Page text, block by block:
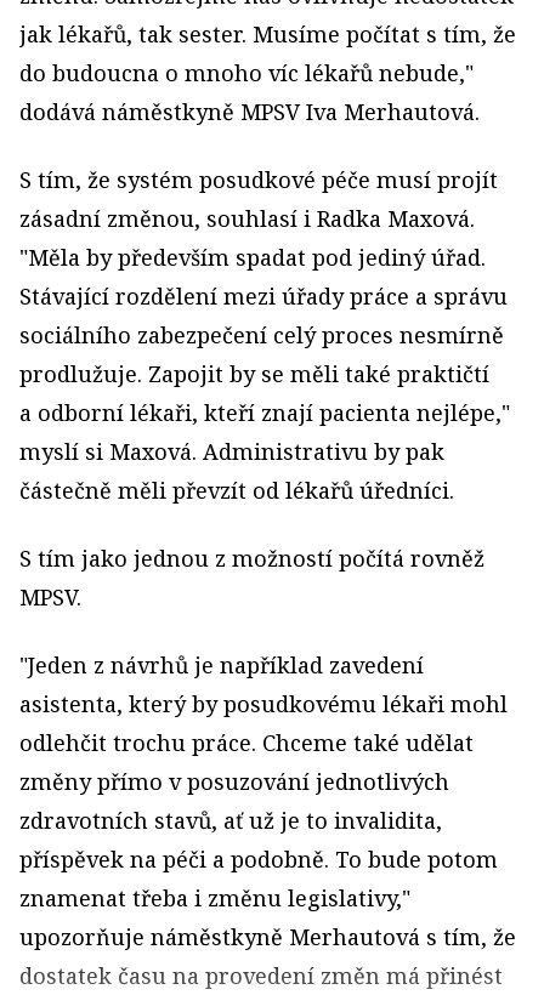
jak lékařů, tak sester. Musíme počítat s tím, že
do budoucna o mnoho víc lékařů nebude,"
dodává náměstkyně MPSV Iva Merhautová.
S tím, že systém posudkové péče musí projít
zásadní změnou, souhlasí i Radka Maxová.
"Měla by především spadat pod jediný úřad.
Stávající rozdělení mezi úřady práce a správu
sociálního zabezpečení celý proces nesmírně
prodlužuje. Zapojit by se měli také praktičtí
a odborní lékaři, kteří znají pacienta nejlépe,"
myslí si Maxová. Administrativu by pak
částečně měli převzít od lékařů úředníci.
S tím jako jednou z možností počítá rovněž
MPSV.
"Jeden z návrhů je například zavedení
asistenta, který by posudkovému lékaři mohl
odlehčit trochu práce. Chceme také udělat
změny přímo v posuzování jednotlivých
zdravotních stavů, ať už je to invalidita,
příspěvek na péči a podobně. To bude potom
znamenat třeba i změnu legislativy,"
upozorňuje náměstkyně Merhautová s tím, že
dostatek času na provedení změn má přinést